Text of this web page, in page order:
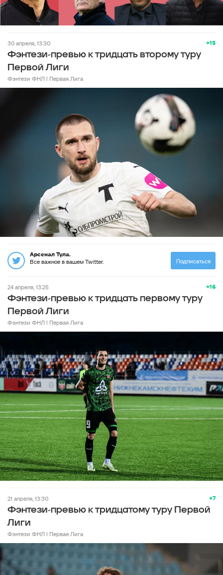
+15
30 апреля, 13:30
Фэнтези-превью к тридцать второму туру
Первой Лиги
Фэнтези ФНЛ l Первая Лига
Подписаться
Арсенал Тула.
Все важное в вашем Twitter.
+16
24 апреля, 13:25
Фэнтези-превью к тридцать первому туру
Первой Лиги
Фэнтези ФНЛ l Первая Лига
+7
21 апреля, 13:30
Фэнтези-превью к тридцатому туру Первой
Лиги
Фэнтези ФНЛ l Первая Лига